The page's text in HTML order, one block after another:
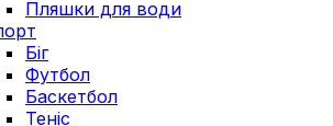
Пляшки для води
Біг
Футбол
Баскетбол
Теніс